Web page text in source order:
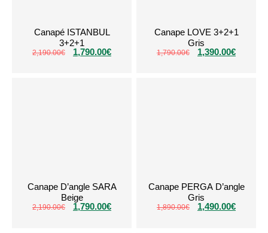
Canapé ISTANBUL
3+2+1
2,190.00€ 1,790.00€
Canape LOVE 3+2+1
Gris
1,790.00€ 1,390.00€
Canape D’angle SARA
Beige
2,190.00€ 1,790.00€
Canape PERGA D’angle
Gris
1,890.00€ 1,490.00€